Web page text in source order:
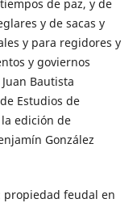
de paz, y de
y de sacas y
y para regidores y
y goviernos
Bautista
Estudios de
edición de
González
propiedad feudal en